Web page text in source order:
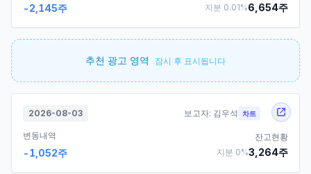
-2,145주
지분 0.01%6,654주
추천 광고 영역 잠시 후 표시됩니다
2026-08-03 보고자: 김우석 차트
변동내역
-1,052주
잔고현황
지분 0%3,264주